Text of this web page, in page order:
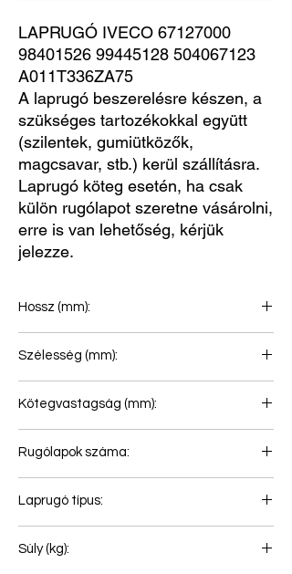
LAPRUGÓ IVECO 67127000
98401526 99445128 504067123
A011T336ZA75
A laprugó beszerelésre készen, a
szükséges tartozékokkal együtt
(szilentek, gumiütközők,
magcsavar, stb.) kerül szállításra.
Laprugó köteg esetén, ha csak
külön rugólapot szeretne vásárolni,
erre is van lehetőség, kérjük
jelezze.
Hossz (mm):
Szélesség (mm):
Kötegvastagság (mm):
Rugólapok száma:
Laprugó típus:
Súly (kg):